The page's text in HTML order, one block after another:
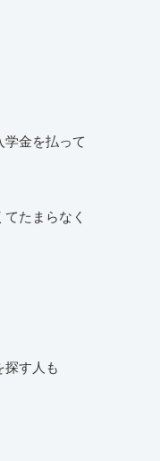
金を払って
たまらなく
探す人も